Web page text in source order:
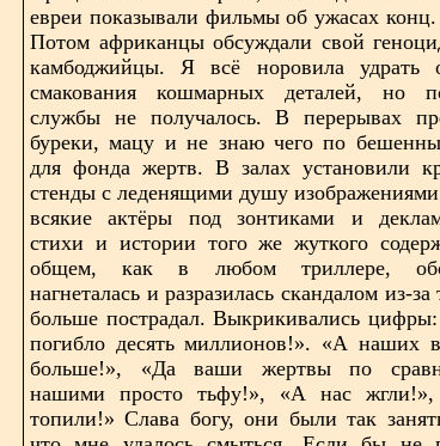
евреи показывали фильмы об ужасах конц.
Потом африканцы обсуждали свой
камбоджийцы. Я всё норовила удрать
смакования кошмарных деталей, но
службы не получалось. В перерывах
буреки, мацу и не знаю чего по
для фонда жертв. В залах установили
стенды с леденящими душу
всякие актёры под зонтиками и
стихи и истории того же жуткого
общем, как в любом триллере,
нагнеталась и разразилась скандалом из-за
больше пострадал. Выкрикивались
погибло десять миллионов!». «А наших
больше!», «Да ваши жертвы по
нашими просто тьфу!», «А нас
топили!» Слава богу, они были так